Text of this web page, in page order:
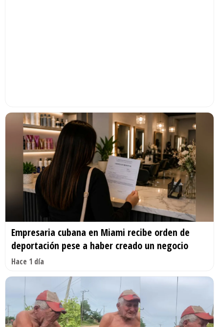
Empresaria cubana en Miami recibe orden de
deportación pese a haber creado un negocio
Hace 1 día